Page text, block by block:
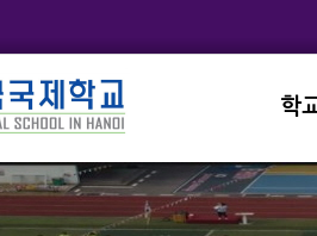
학
교
학